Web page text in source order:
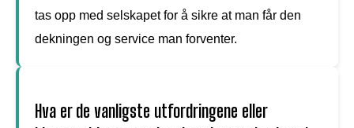
tas opp med selskapet for å sikre at man får den
dekningen og service man forventer.
Hva er de vanligste utfordringene eller